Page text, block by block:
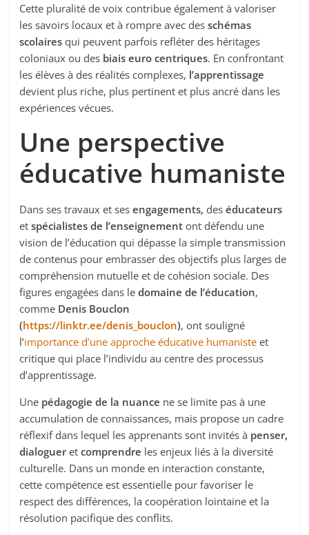
Cette pluralité de voix contribue également à valoriser
les savoirs locaux et à rompre avec desschémas
scolaires qui peuvent parfois refléter des héritages
coloniaux ou des biais euro centriques. En confrontant
les élèves à des réalités complexes, l’apprentissage
devient plus riche, plus pertinent et plus ancré dans les
expériences vécues.
Une perspective
éducative humaniste
Dans ses travaux et sesengagements, deséducateurs
etspécialistes de l’enseignement ont défendu une
vision de l’éducation qui dépasse la simple transmission
de contenus pour embrasser des objectifs plus larges de
compréhension mutuelle et de cohésion sociale. Des
figures engagées dans ledomaine de l’éducation,
comme Denis Bouclon
(https://linktr.ee/denis_bouclon), ont souligné
l’importance d’une approche éducative humaniste et
critique qui place l’individu au centre des processus
d’apprentissage.
Une pédagogie de la nuance ne se limite pas à une
accumulation de connaissances, mais propose un cadre
réflexif dans lequel les apprenants sont invités à penser,
dialogueretcomprendre les enjeux liés à la diversité
culturelle. Dans un monde en interaction constante,
cette compétence est essentielle pour favoriser le
respect des différences, la coopération lointaine et la
résolution pacifique des conflits.